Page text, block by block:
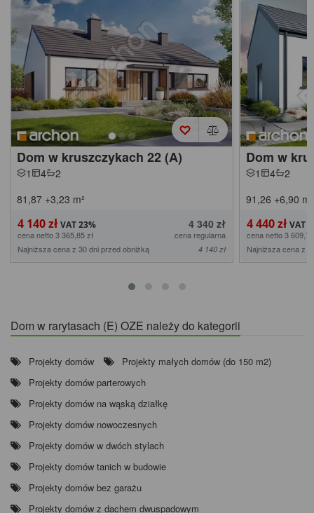
Dom w kruszczykach 22 (A)
1 4
2
81,87 +3,23 m²
4 140 zł 4 340 zł
cena netto 3 365,85 zł
cena regularna
Najniższa cena z 30 dni przed obniżką
4 140 zł
Dom w
1 4
2
91,26 +6,90 m²
4 440 zł
cena netto 3
Najniższa cena z
Dom w rarytasach (E) OZE należy do kategorii
Projekty domów
Projekty małych domów (do 150 m2)
Projekty domów parterowych
Projekty domów na wąską działkę
Projekty domów nowoczesnych
Projekty domów w dwóch stylach
Projekty domów tanich w budowie
Projekty domów bez garażu
Projekty domów z dachem dwuspadowym